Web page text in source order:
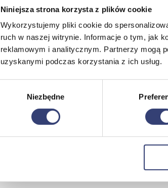
Niniejsza strona korzysta z plików cookie
Wykorzystujemy pliki cookie do
ruch w naszej witrynie. Informacje o tym, jak
reklamowym i analitycznym. Partnerzy mogą
uzyskanymi podczas korzystania z ich usług.
Niezbędne